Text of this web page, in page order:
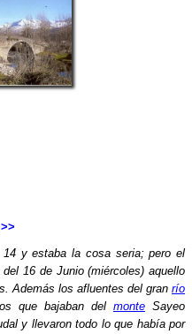
y estaba la cosa seria; pero el
16 de Junio (miércoles) aquello
Además los afluentes del gran río
que bajaban del monteSayeo
y llevaron todo lo que había por